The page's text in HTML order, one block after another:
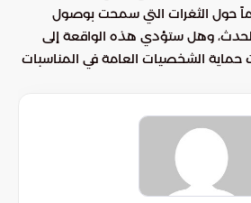
حول الثغرات التي سمحت بوصول
وهل ستؤدي هذه الواقعة إلى
حماية الشخصيات العامة في المناسبات